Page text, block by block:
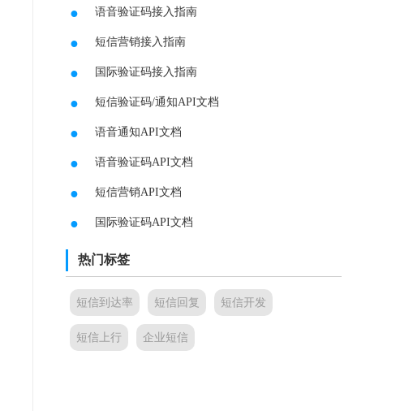
● 语音验证码接入指南
● 短信营销接入指南
● 国际验证码接入指南
● 短信验证码/通知API文档
● 语音通知API文档
● 语音验证码API文档
● 短信营销API文档
● 国际验证码API文档
热门标签
短信到达率 短信回复 短信开发
短信上行 企业短信